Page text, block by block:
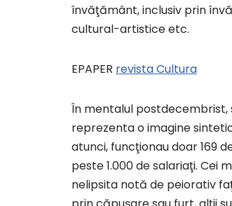
învăţământ, inclusiv prin
cultural-artistice etc.
EPAPER revista Cultura
În mentalul postdecembrist,
reprezenta o imagine
atunci, funcţionau doar 169
peste 1.000 de salariaţi. Cei
nelipsita notă de peiorativ